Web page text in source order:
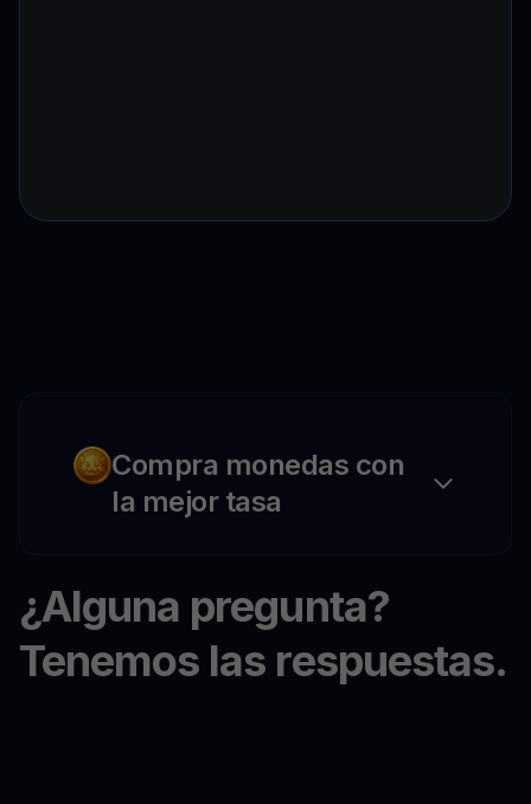
Compra monedas con
la mejor tasa
¿Alguna pregunta?
Tenemos las respuestas.